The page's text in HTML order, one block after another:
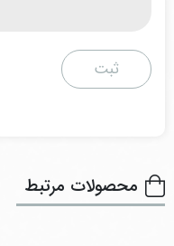
محصولات مرتبط